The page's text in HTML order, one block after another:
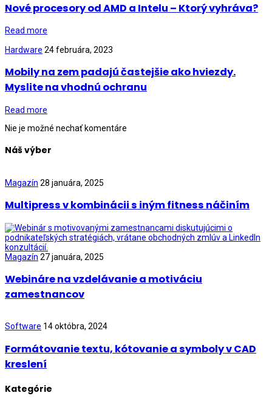
Nové procesory od AMD a Intelu – Ktorý vyhráva?
Read more
Hardware 24 februára, 2023
Mobily na zem padajú častejšie ako hviezdy.
Myslite na vhodnú ochranu
Read more
Nie je možné nechať komentáre
Náš výber
Magazín 28 januára, 2025
Multipress v kombinácii s iným fitness náčiním
Magazín 27 januára, 2025
Webináre na vzdelávanie a motiváciu
zamestnancov
Software 14 októbra, 2024
Formátovanie textu, kótovanie a symboly v CAD
kreslení
Kategórie